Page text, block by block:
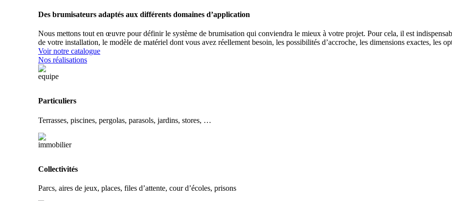
Des brumisateurs adaptés aux différents domaines d’application
Nous mettons tout en œuvre pour définir le système de brumisation qui conviendra le mieux à votre projet. Pour cela, il est
de votre installation, le modèle de matériel dont vous avez réellement besoin, les possibilités d’accroche, les dimensions exactes, les
Voir notre catalogue
Nos réalisations
Particuliers
Terrasses, piscines, pergolas, parasols, jardins, stores, …
Collectivités
Parcs, aires de jeux, places, files d’attente, cour d’écoles, prisons